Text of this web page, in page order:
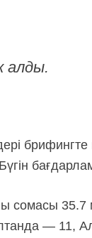
алды.
35.7
—